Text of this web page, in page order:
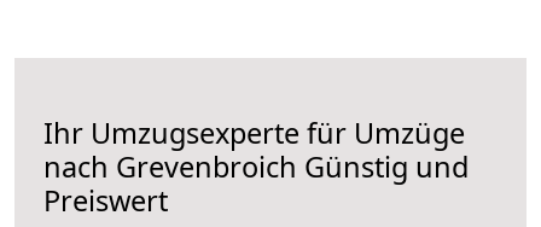
Ihr Umzugsexperte für Umzüge
nach Grevenbroich Günstig und
Preiswert